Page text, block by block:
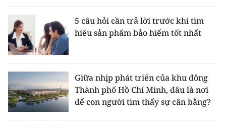
5 câu hỏi cần trả lời trước khi tìm
hiểu sản phẩm bảo hiểm tốt nhất
Giữa nhịp phát triển của khu đông
Thành phố Hồ Chí Minh, đâu là nơi
để con người tìm thấy sự cân bằng?